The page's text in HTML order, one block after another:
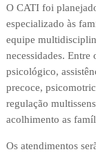
O CATI foi
especializado às
equipe
necessidades.
psicológico,
precoce,
regulação
acolhimento as
Os atendimentos